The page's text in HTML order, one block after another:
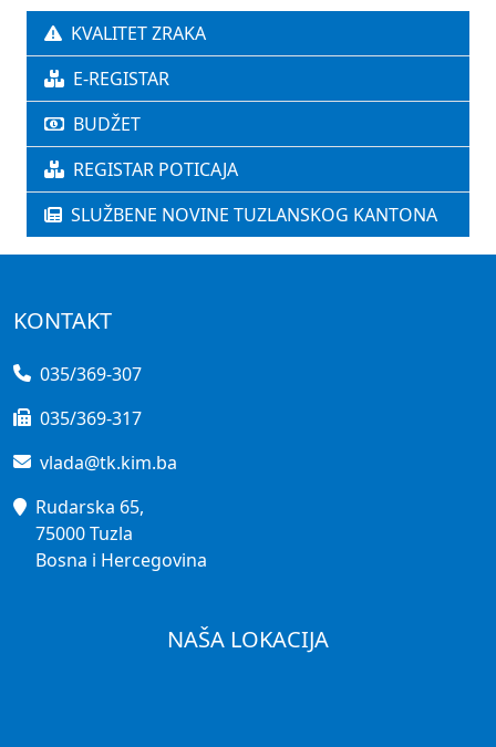
KVALITET ZRAKA
E-REGISTAR
BUDŽET
REGISTAR POTICAJA
SLUŽBENE NOVINE TUZLANSKOG KANTONA
KONTAKT
035/369-307
035/369-317
vlada@tk.kim.ba
Rudarska 65,
75000 Tuzla
Bosna i Hercegovina
NAŠA LOKACIJA